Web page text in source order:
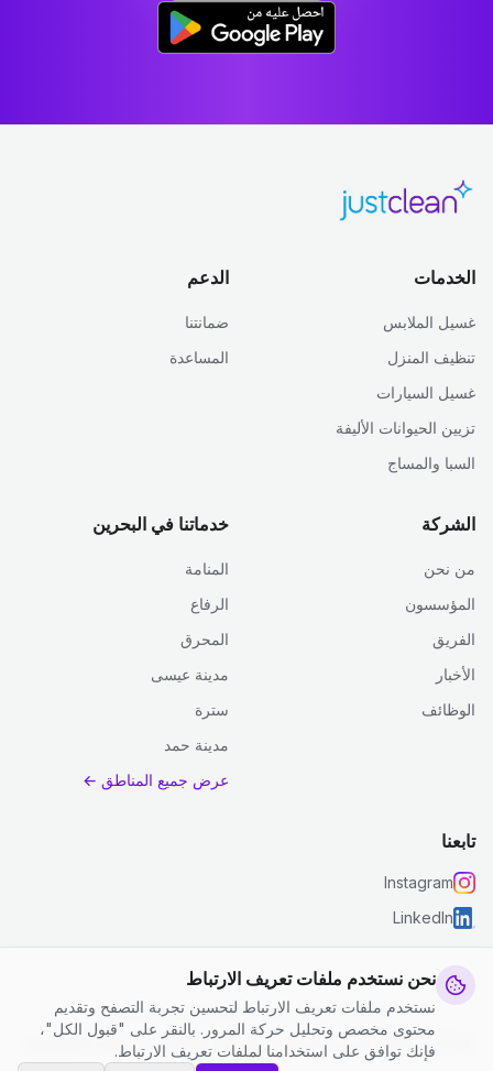
نحن نستخدم ملفات تعريف الارتباط
نستخدم ملفات تعريف الارتباط لتحسين تجربة التصفح وتقديم
محتوى مخصص وتحليل حركة المرور. بالنقر على "قبول الكل"،
فإنك توافق على استخدامنا لملفات تعريف الارتباط.
الخدمات
غسيل الملابس
تنظيف المنزل
غسيل السيارات
تزيين الحيوانات الأليفة
السبا والمساج
الدعم
ضمانتنا
المساعدة
الشركة
من نحن
المؤسسون
الفريق
الأخبار
الوظائف
خدماتنا في البحرين
المنامة
الرفاع
المحرق
مدينة عيسى
سترة
مدينة حمد
عرض جميع المناطق ←
تابعنا
Instagram
LinkedIn
© 2026 جست كلين. جميع الحقوق محفوظة.
سياسة الخصوصية
الشروط والأحكام | إعدادات ملفات تعريف الارتباط